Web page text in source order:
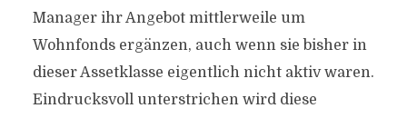
Manager ihr Angebot mittlerweile um
Wohnfonds ergänzen, auch wenn sie bisher in
dieser Assetklasse eigentlich nicht aktiv waren.
Eindrucksvoll unterstrichen wird diese